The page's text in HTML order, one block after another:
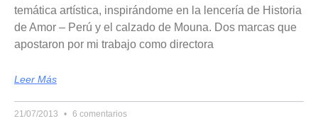
temática artística, inspirándome en la lencería de Historia
de Amor – Perú y el calzado de Mouna. Dos marcas que
apostaron por mi trabajo como directora
Leer Más
21/07/2013 6 comentarios